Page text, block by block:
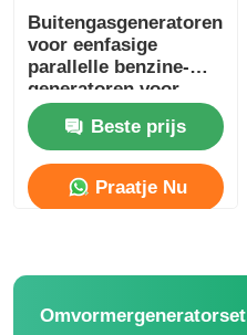
Buitengasgeneratoren
voor eenfasige
parallelle benzine-
generatoren voor
bouwplaatsen
Beste prijs
Praatje Nu
Omvormergeneratorset